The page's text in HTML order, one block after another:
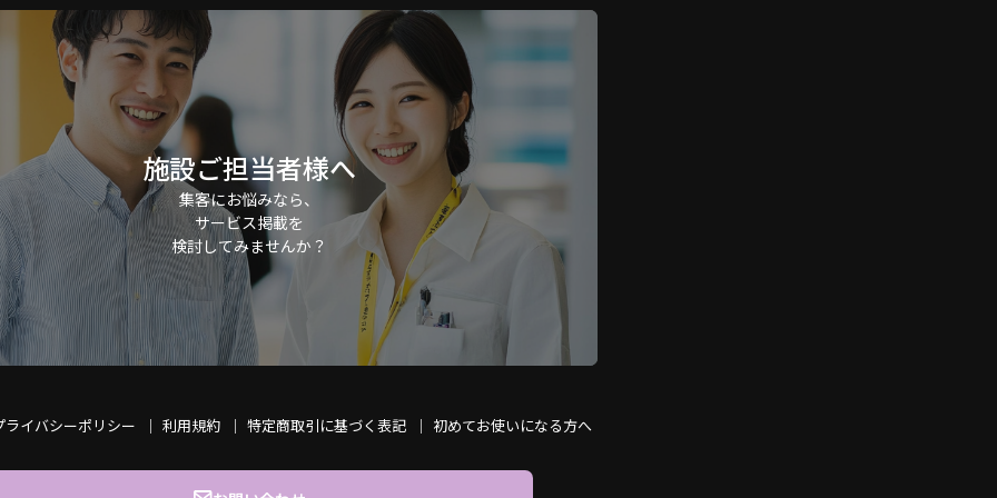
施設ご担当者様へ
集客にお悩みなら、
サービス掲載を
検討してみませんか？
ライバシーポリシー 利用規約 特定商取引に基づく表記 初めてお使いになる方へ